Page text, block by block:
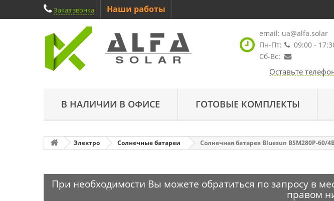
Заказ звонка Наши работы
email: ua@alfa.solar
Пн-Пт:
09:00 -
Сб-Вс:
Оставьте
В НАЛИЧИИ В ОФИСЕ ГОТОВЫЕ КОМПЛЕКТЫ
Электро Солнечные батареи Солнечная батарея Bluesun BSM280P-60/
При необходимости Вы можете обратиться по запросу в
правом